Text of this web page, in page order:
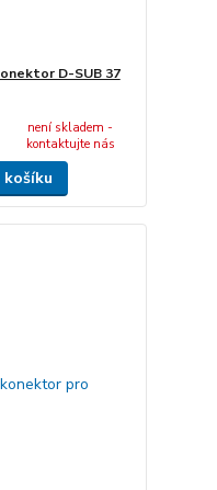
D-SUB 37
není skladem -
kontaktujte nás